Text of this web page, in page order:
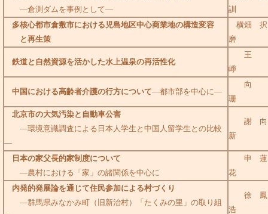
―倉渕ダムを事例として―
訓
多核心都市倉敷市における児島地区中心商業地の構造変容
と再生策
横畑 択
磨
鉄道と自然資源を活かした水上温泉の再活性化
王
崢
中国における高齢者介護の行方について―都市部を中心に―
向
珊
北京市の大気汚染と自動車公害
―環境意識調査による日本人学生と中国人留学生との比較
―
謝 向
新
日本の家父長的家制度について
―農村における「家」の諸関係を中心に
申 蓮
花
内発的発展論を通じて住民参加による村づくり
―群馬県みなかみ町（旧新治村）「たくみの里」の取り組
徐 鳳
浩